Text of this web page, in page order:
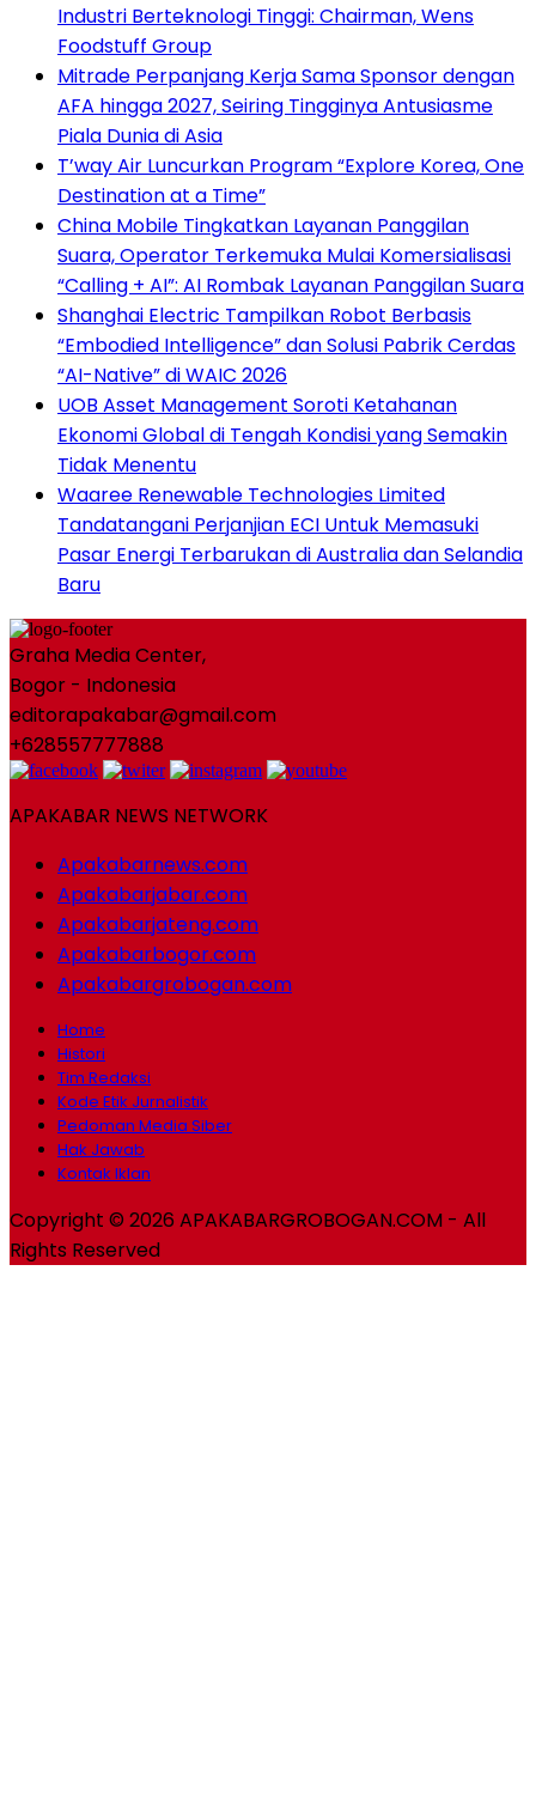
Industri Berteknologi Tinggi: Chairman, Wens
Foodstuff Group
Mitrade Perpanjang Kerja Sama Sponsor dengan
AFA hingga 2027, Seiring Tingginya Antusiasme
Piala Dunia di Asia
T’way Air Luncurkan Program “Explore Korea, One
Destination at a Time”
China Mobile Tingkatkan Layanan Panggilan
Suara, Operator Terkemuka Mulai Komersialisasi
“Calling + AI”: AI Rombak Layanan Panggilan Suara
Shanghai Electric Tampilkan Robot Berbasis
“Embodied Intelligence” dan Solusi Pabrik Cerdas
“AI-Native” di WAIC 2026
UOB Asset Management Soroti Ketahanan
Ekonomi Global di Tengah Kondisi yang Semakin
Tidak Menentu
Waaree Renewable Technologies Limited
Tandatangani Perjanjian ECI Untuk Memasuki
Pasar Energi Terbarukan di Australia dan Selandia
Baru
Graha Media Center,
Bogor - Indonesia
editorapakabar@gmail.com
+628557777888
APAKABAR NEWS NETWORK
Apakabarnews.com
Apakabarjabar.com
Apakabarjateng.com
Apakabarbogor.com
Apakabargrobogan.com
Home
Histori
Tim Redaksi
Kode Etik Jurnalistik
Pedoman Media Siber
Hak Jawab
Kontak Iklan
Copyright © 2026 APAKABARGROBOGAN.COM - All
Rights Reserved